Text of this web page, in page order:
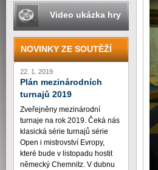
Video ukázka hry
NOVINKY ZE SOUTĚŽÍ
22. 1. 2019
Plán mezinárodních
turnajů 2019
Zveřejněny mezinárodní
turnaje na rok 2019. Čeká nás
klasická série turnajů série
Open i mistrovství Evropy,
které bude v listopadu hostit
německý Chemnitz. V dubnu